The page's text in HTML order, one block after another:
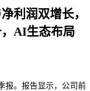
利润双增长，
AI生态布局
报。报告显示，公司前